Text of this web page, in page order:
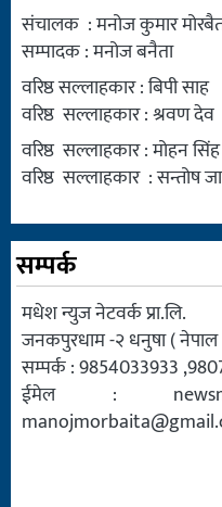
संचालक : मनोज कुमार
सम्पादक : मनोज बनैता
वरिष्ठ सल्लाहकार : बिपी साह
वरिष्ठ सल्लाहकार : श्रवण देव
वरिष्ठ सल्लाहकार : मोहन सिंह
वरिष्ठ सल्लाहकार : सन्तोष
सम्पर्क
मधेश न्युज नेटवर्क प्रा.लि.
जनकपुरधाम -२ धनुषा (
सम्पर्क : 9854033933
ईमेल :